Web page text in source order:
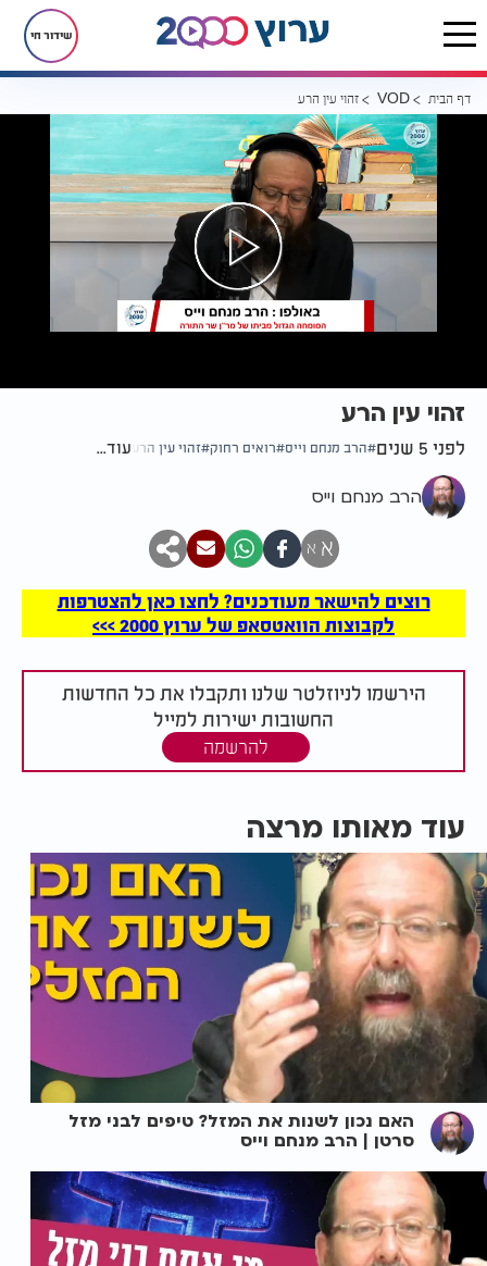
שידור חי
דף הבית VOD זהוי עין הרע
זהוי עין הרע
לפני 5 שנים הרב מנחם וייס רואים רחוק זהוי עין הרע עוד...
הרב מנחם וייס
א א
רוצים להישאר מעודכנים? לחצו כאן להצטרפות
לקבוצות הוואטסאפ של ערוץ 2000 >>>
הירשמו לניוזלטר שלנו ותקבלו את כל החדשות
החשובות ישירות למייל
להרשמה
עוד מאותו מרצה
האם נכון לשנות את המזל? טיפים לבני מזל
סרטן | הרב מנחם וייס